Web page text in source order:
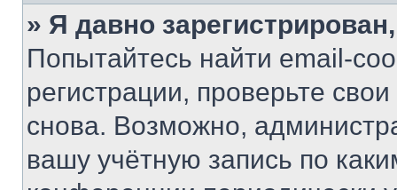
» Я давно
Попытайтесь найти email-
регистрации, проверьте
снова. Возможно,
вашу учётную запись по